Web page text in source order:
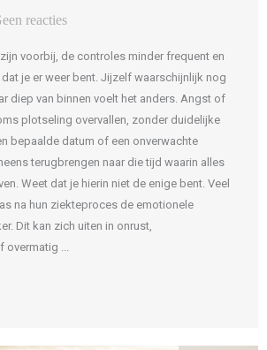
reacties
voorbij, de controles minder frequent en
je er weer bent. Jijzelf waarschijnlijk nog
diep van binnen voelt het anders. Angst of
plotseling overvallen, zonder duidelijke
bepaalde datum of een onverwachte
terugbrengen naar die tijd waarin alles
Weet dat je hierin niet de enige bent. Veel
na hun ziekteproces de emotionele
Dit kan zich uiten in onrust,
overmatig ...